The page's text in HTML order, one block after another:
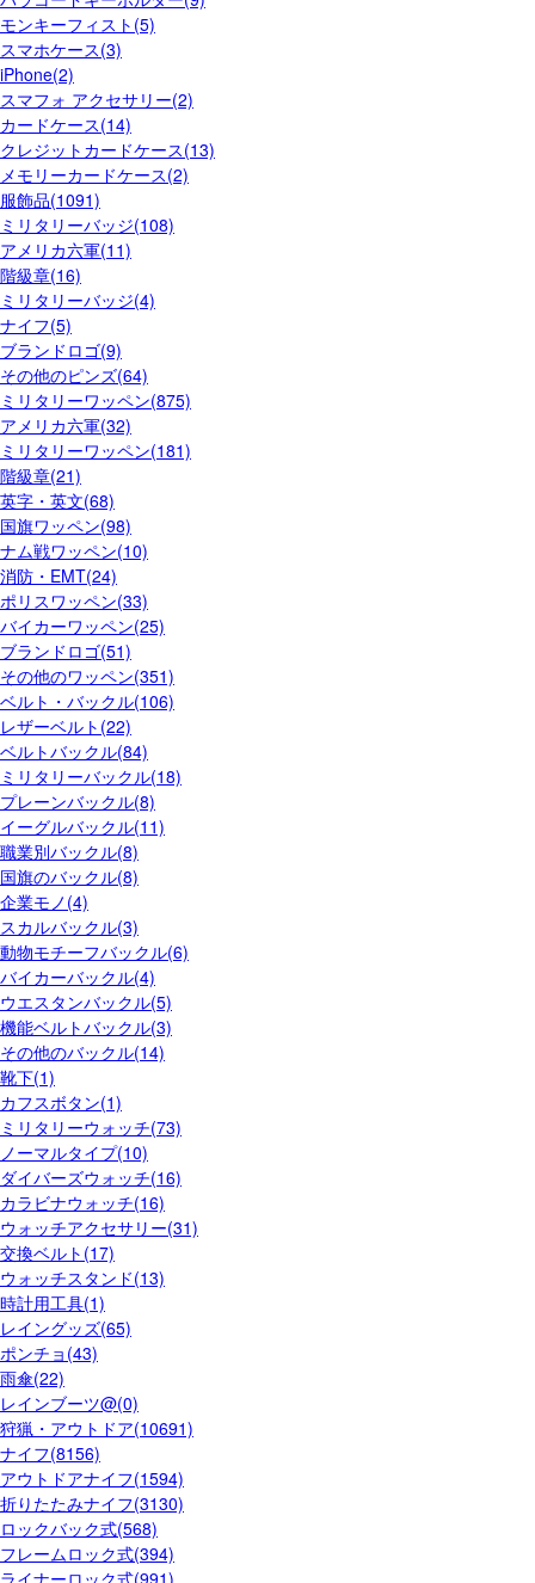
モンキーフィスト(5)
スマホケース(3)
iPhone(2)
スマフォ アクセサリー(2)
カードケース(14)
クレジットカードケース(13)
メモリーカードケース(2)
服飾品(1091)
ミリタリーバッジ(108)
アメリカ六軍(11)
階級章(16)
ミリタリーバッジ(4)
ナイフ(5)
ブランドロゴ(9)
その他のピンズ(64)
ミリタリーワッペン(875)
アメリカ六軍(32)
ミリタリーワッペン(181)
階級章(21)
英字・英文(68)
国旗ワッペン(98)
ナム戦ワッペン(10)
消防・EMT(24)
ポリスワッペン(33)
バイカーワッペン(25)
ブランドロゴ(51)
その他のワッペン(351)
ベルト・バックル(106)
レザーベルト(22)
ベルトバックル(84)
ミリタリーバックル(18)
プレーンバックル(8)
イーグルバックル(11)
職業別バックル(8)
国旗のバックル(8)
企業モノ(4)
スカルバックル(3)
動物モチーフバックル(6)
バイカーバックル(4)
ウエスタンバックル(5)
機能ベルトバックル(3)
その他のバックル(14)
靴下(1)
カフスボタン(1)
ミリタリーウォッチ(73)
ノーマルタイプ(10)
ダイバーズウォッチ(16)
カラビナウォッチ(16)
ウォッチアクセサリー(31)
交換ベルト(17)
ウォッチスタンド(13)
時計用工具(1)
レイングッズ(65)
ポンチョ(43)
雨傘(22)
レインブーツ@(0)
狩猟・アウトドア(10691)
ナイフ(8156)
アウトドアナイフ(1594)
折りたたみナイフ(3130)
ロックバック式(568)
フレームロック式(394)
ライナーロック式(991)